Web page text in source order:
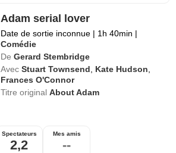
Adam serial lover
Date de sortie inconnue | 1h 40min |
Comédie
De Gerard Stembridge
Avec Stuart Townsend Kate Hudson
Frances O'Connor
Titre originalAbout Adam
Spectateurs
2,2
Mes amis
--